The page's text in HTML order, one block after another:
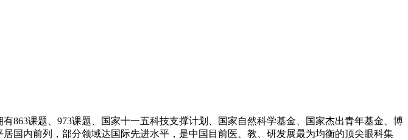
863课题、973课题、国家十一五科技支撑计划、国家自然科学基金、国家杰出青年基金、博
国内前列，部分领域达国际先进水平，是中国目前医、教、研发展最为均衡的顶尖眼科集